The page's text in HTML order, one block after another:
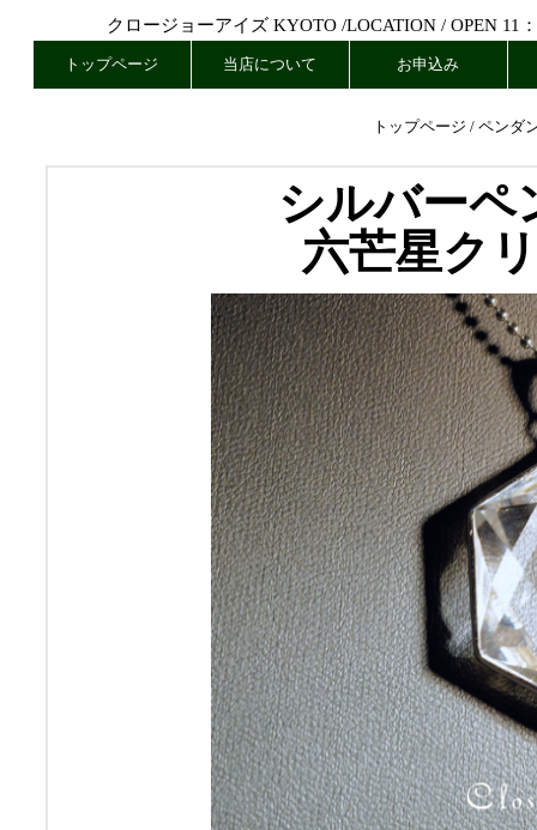
クロージョーアイズ KYOTO /LOCATION / OPEN 11
トップページ 当店について お申込み
トップページ / ペンダ
シルバー
六芒星ク